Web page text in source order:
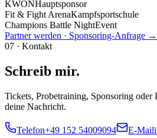
KWONHauptsponsor
Fit & Fight ArenaKampfsportschule
Champions Battle NightEvent
Partner werden · Sponsoring-Anfrage →
07 · Kontakt
Schreib mir.
Tickets, Probetraining, Sponsoring oder
deine Nachricht.
Telefon+49 152 54009094 E-Mail